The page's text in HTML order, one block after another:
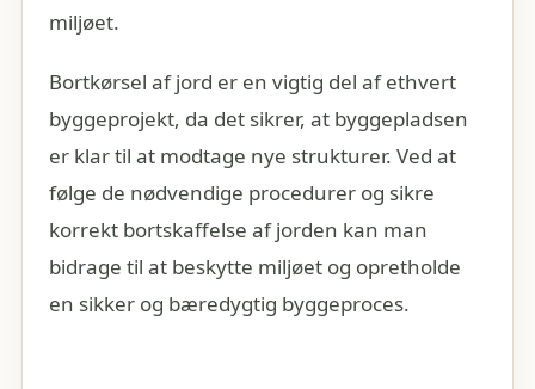
miljøet.
Bortkørsel af jord er en vigtig del af ethvert
byggeprojekt, da det sikrer, at byggepladsen
er klar til at modtage nye strukturer. Ved at
følge de nødvendige procedurer og sikre
korrekt bortskaffelse af jorden kan man
bidrage til at beskytte miljøet og opretholde
en sikker og bæredygtig byggeproces.